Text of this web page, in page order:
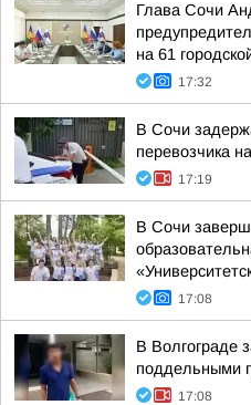
Глава Сочи
на 61
17:32
В Сочи
перевозчика
17:19
В Сочи
17:08
В Волгограде
поддельными
17:08